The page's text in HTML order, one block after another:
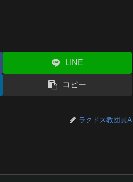
LINE
コピー
ラクドス教団員A